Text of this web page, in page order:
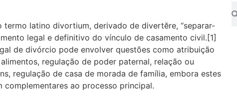
termo latino divortium, derivado de divertĕre, “separar-
legal e definitivo do vínculo de casamento civil.[1]
de divórcio pode envolver questões como atribuição
regulação de poder paternal, relação ou
regulação de casa de morada de família, embora estes
complementares ao processo principal.